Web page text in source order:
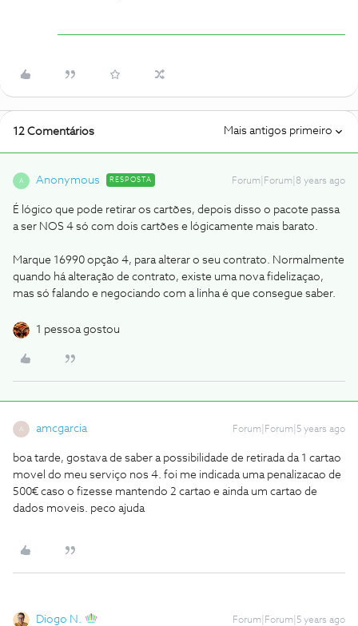
12 Comentários Mais antigos primeiro
A Anonymous RESPOSTA Forum|Forum|8 years ago
É lógico que pode retirar os cartões, depois disso o pacote passa
a ser NOS 4 só com dois cartões e lógicamente mais barato.
Marque 16990 opção 4, para alterar o seu contrato. Normalmente
quando há alteração de contrato, existe uma nova fidelizaçao,
mas só falando e negociando com a linha é que consegue saber.
1 pessoa gostou
A amcgarcia Forum|Forum|5 years ago
boa tarde, gostava de saber a possibilidade de retirada da 1 cartao
movel do meu serviço nos 4. foi me indicada uma penalizacao de
500€ caso o fizesse mantendo 2 cartao e ainda um cartao de
dados moveis. peco ajuda
Diogo N. Forum|Forum|5 years ago